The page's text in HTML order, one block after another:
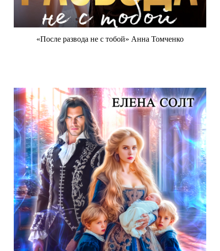
«После развода не с тобой» Анна Томченко